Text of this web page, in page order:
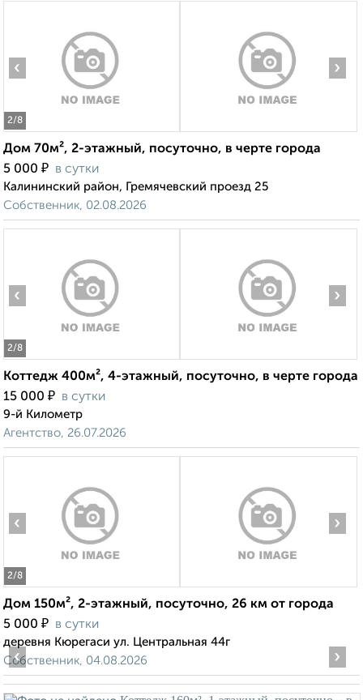
2/8
‹ ›
Дом 70м², 2-этажный, посуточно, в черте города
5 000 ₽ в сутки
Калининский район, Гремячевский проезд 25
Собственник, 02.08.2026
2/8
‹ ›
Коттедж 400м², 4-этажный, посуточно, в черте города
15 000 ₽ в сутки
9-й Километр
Агентство, 26.07.2026
2/8
‹ ›
Дом 150м², 2-этажный, посуточно, 26 км от города
5 000 ₽ в сутки
деревня Кюрегаси ул. Центральная 44г
Собственник, 04.08.2026
‹ ›